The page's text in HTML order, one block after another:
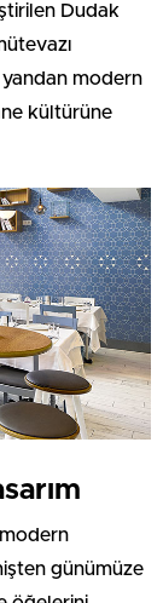
Dudak
yandan modern
kültürüne
günümüze